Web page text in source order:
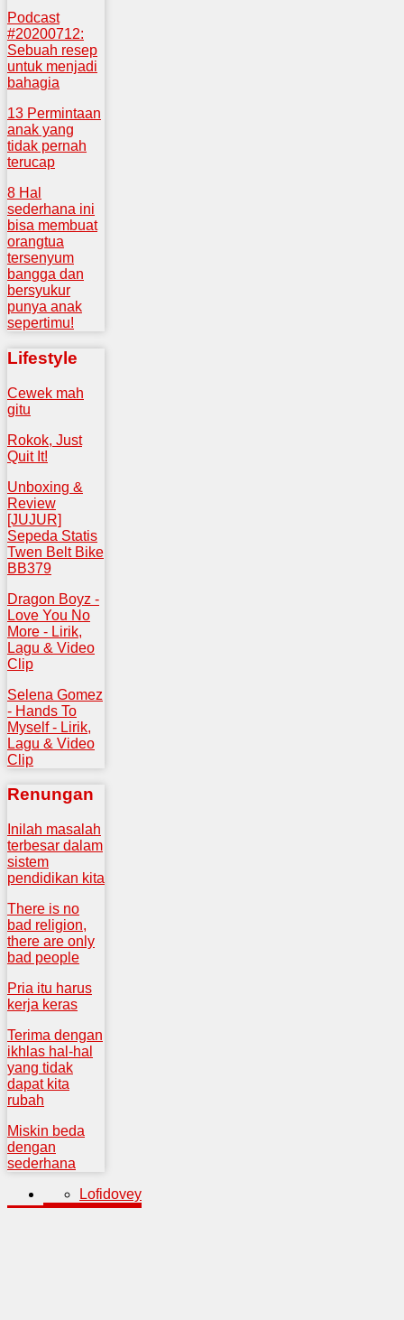
Podcast
#20200712:
Sebuah resep
untuk menjadi
bahagia
13 Permintaan
anak yang
tidak pernah
terucap
8 Hal
sederhana ini
bisa membuat
orangtua
tersenyum
bangga dan
bersyukur
punya anak
sepertimu!
Lifestyle
Cewek mah
gitu
Rokok, Just
Quit It!
Unboxing &
Review
[JUJUR]
Sepeda Statis
Twen Belt Bike
BB379
Dragon Boyz -
Love You No
More - Lirik,
Lagu & Video
Clip
Selena Gomez
- Hands To
Myself - Lirik,
Lagu & Video
Clip
Renungan
Inilah masalah
terbesar dalam
sistem
pendidikan kita
There is no
bad religion,
there are only
bad people
Pria itu harus
kerja keras
Terima dengan
ikhlas hal-hal
yang tidak
dapat kita
rubah
Miskin beda
dengan
sederhana
Lofidovey